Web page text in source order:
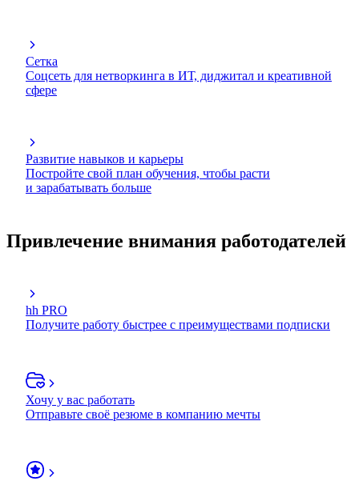
Сетка
Соцсеть для нетворкинга в ИТ, диджитал и креативной
сфере
Развитие навыков и карьеры
Постройте свой план обучения, чтобы расти
и зарабатывать больше
Привлечение внимания работодателей
hh PRO
Получите работу быстрее с преимуществами подписки
Хочу у вас работать
Отправьте своё резюме в компанию мечты